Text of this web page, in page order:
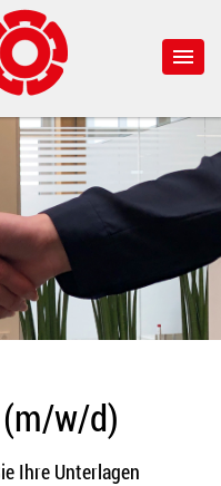
w/d)
Ihre Unterlagen